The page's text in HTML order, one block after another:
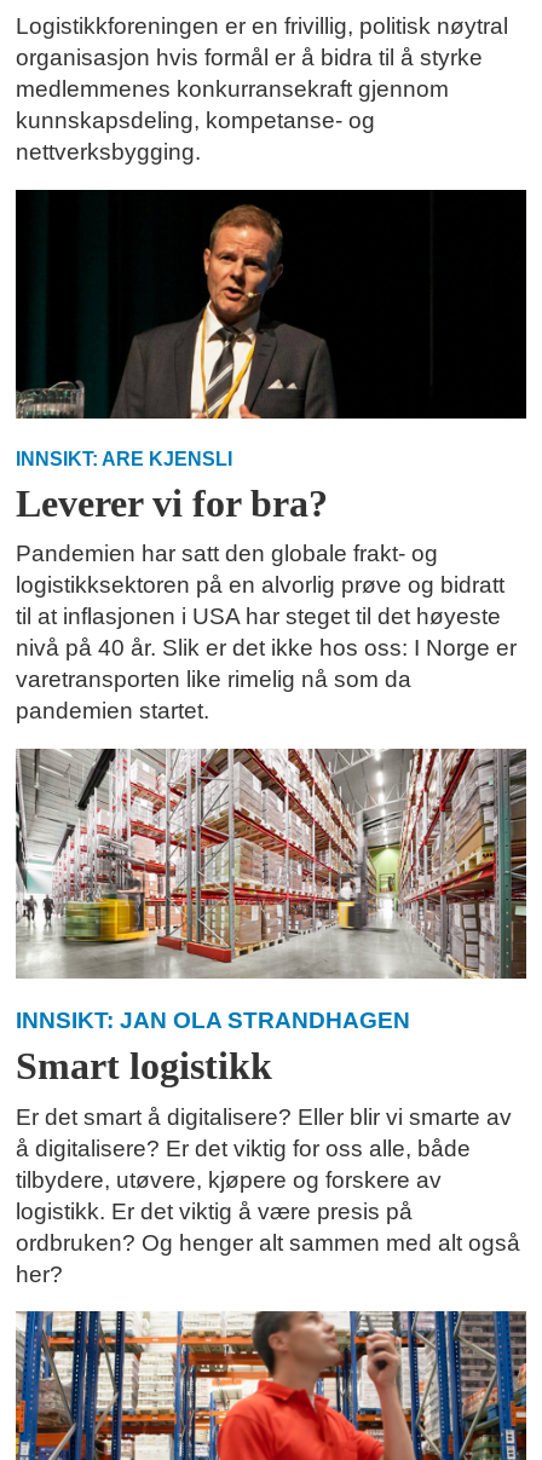
Logistikkforeningen er en frivillig, politisk nøytral
organisasjon hvis formål er å bidra til å styrke
medlemmenes konkurransekraft gjennom
kunnskapsdeling, kompetanse- og
nettverksbygging.
INNSIKT: ARE KJENSLI
Leverer vi for bra?
Pandemien har satt den globale frakt- og
logistikksektoren på en alvorlig prøve og bidratt
til at inflasjonen i USA har steget til det høyeste
nivå på 40 år. Slik er det ikke hos oss: I Norge er
varetransporten like rimelig nå som da
pandemien startet.
INNSIKT: JAN OLA STRANDHAGEN
Smart logistikk
Er det smart å digitalisere? Eller blir vi smarte av
å digitalisere? Er det viktig for oss alle, både
tilbydere, utøvere, kjøpere og forskere av
logistikk. Er det viktig å være presis på
ordbruken? Og henger alt sammen med alt også
her?